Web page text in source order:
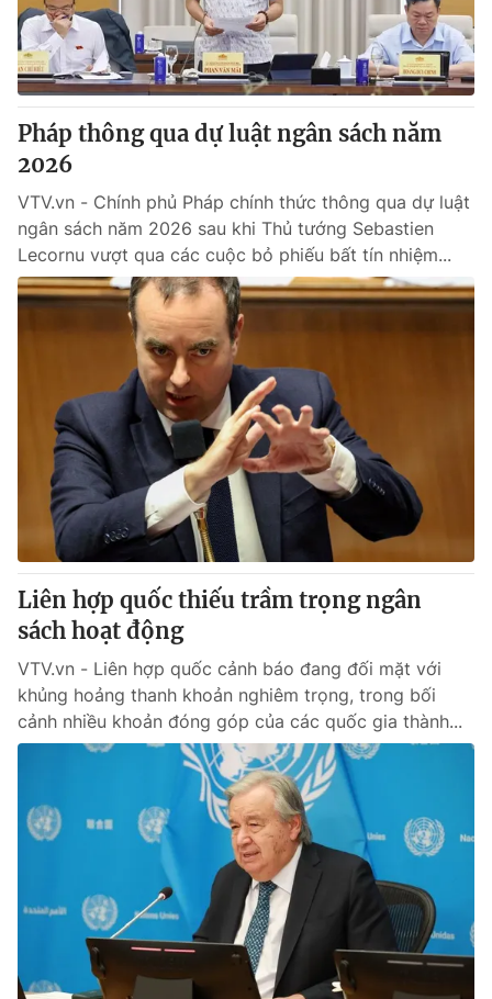
Sản phẩm
Thị trường
Tư vấn
Lịch phát sóng
Chuyên mục khác
Emagazine
Photo Infographic
Video Shorts video
VTV Thể thao
VTV Sức khoẻ Bất động sản
Thị trường 24h Tấm lòng Việt
VTV4 Vươn mình bằng AI
VTV9
Liên hệ tòa soạn English
Cơ quan chủ quản:Đài Truyền hình Việt Nam
Cơ quan báo chí:Thời báo VTV
Giấy phép hoạt động báo in và báo điện tử số 483/GP-BTTTT
Pháp thông qua dự luật ngân sách năm
2026
VTV.vn - Chính phủ Pháp chính thức thông qua dự luật
ngân sách năm 2026 sau khi Thủ tướng Sebastien
Lecornu vượt qua các cuộc bỏ phiếu bất tín nhiệm...
Liên hợp quốc thiếu trầm trọng ngân
sách hoạt động
VTV.vn - Liên hợp quốc cảnh báo đang đối mặt với
khủng hoảng thanh khoản nghiêm trọng, trong bối
cảnh nhiều khoản đóng góp của các quốc gia thành...